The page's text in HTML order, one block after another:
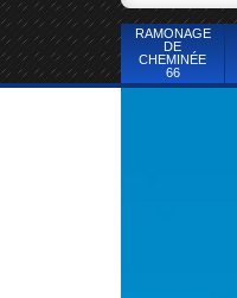
RAMONAGE
DE
CHEMINÉE
66